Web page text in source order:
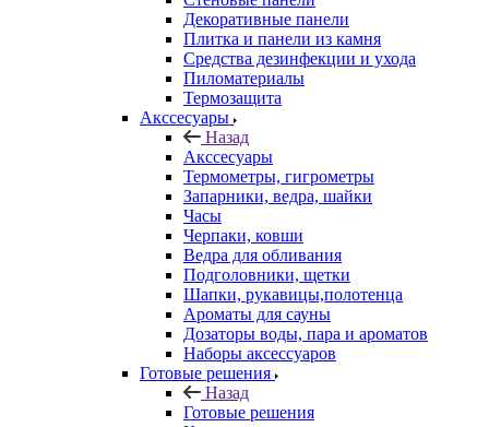
Декоративные панели
Плитка и панели из камня
Средства дезинфекции и ухода
Пиломатериалы
Термозащита
Аксcесуары
Назад
Аксcесуары
Термометры, гигрометры
Запарники, ведра, шайки
Часы
Черпаки, ковши
Ведра для обливания
Подголовники, щетки
Шапки, рукавицы,полотенца
Ароматы для сауны
Дозаторы воды, пара и ароматов
Наборы аксессуаров
Готовые решения
Назад
Готовые решения